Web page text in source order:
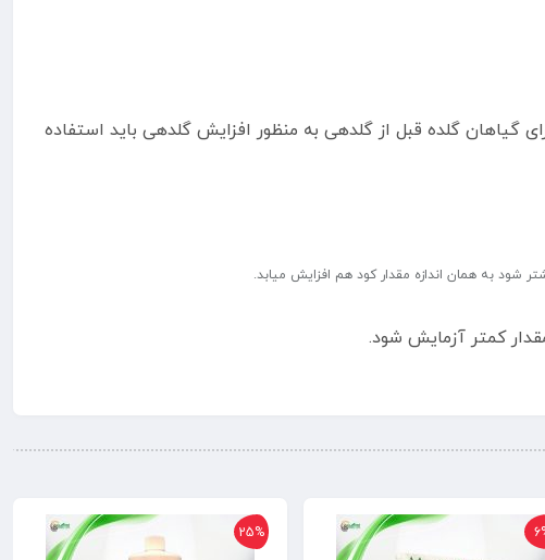
از برداشت و برای گیاهان گلده قبل از گلدهی به منظور افزایش گلدهی باید استفاده
25%